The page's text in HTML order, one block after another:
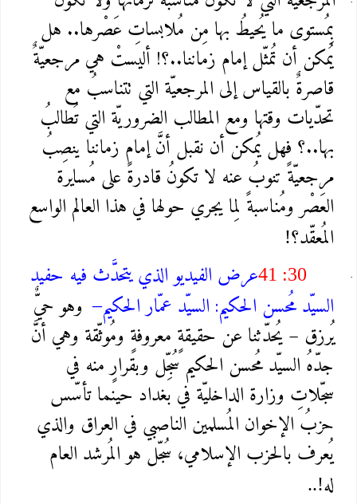
بِمُستوى ما يُحيطُ بها مِن مُلابساتِ عَصْرها.. هل
يُمكن أن تُمثّل إمام زماننا..؟! أليستْ هي مرجعيّةٌ
قاصرةٌ بالقياس إلى المرجعيّة التي تتناسبُ مع
تحدّيات وقتها ومع المطالب الضروريّة التي تُطالبُ
بها..؟ فهل يُمكن أن نقبل أنَّ إمام زماننا ينصِبُ
مرجعيّةً تنوبُ عنه لا تكونُ قادرةً على مُسايرة
العَصْر ومُناسبةً لِما يجري حولها في هذا العالم الواسع
المُعقّد؟!
41 :30عرض الفيديو الذي يتحدَّث فيه حفيد
السيّد مُحسن الحكيم: السيّد عمّار الحكيم– وهو حيٌّ
يُرزق – يُحدّثنا عن حقيقةٍ معروفةٍ ومُوثّقة وهي أنَّ
جدّهُ السيّد مُحسن الحكيم سُجِّل وبقرارٍ منه في
سجّلاتِ وزارة الداخليّة في بغداد حينما تأسّس
حزبُ الإخوان المُسلمين الناصبي في العراق والذي
يُعرف بالحزب الإسلامي، سُجّل هو المُرشد العام
له..!